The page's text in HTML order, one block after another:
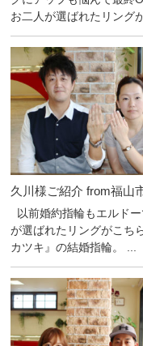
お二人が選ばれたリング
久川様ご紹介 from福山
以前婚約指輪もエルド
が選ばれたリングがこち
カツキ』の結婚指輪。 ...